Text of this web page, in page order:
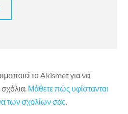
το Akismet για να
Μάθετε πώς υφίστανται
των σχολίων σας.